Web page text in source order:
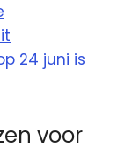
24 juni is
voor